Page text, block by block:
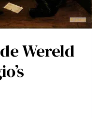
Wereld